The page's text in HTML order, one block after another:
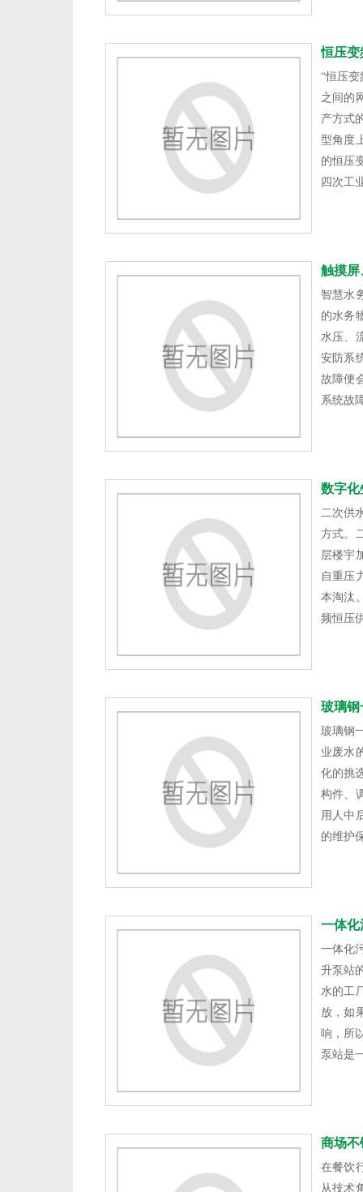
恒压变
“恒压
之间的
产方式
型角度
的恒压
四次工
触摸屏
智慧水
的水务
水压、
安防系
故障便
系统故
数字化
二次供
方式。
层楼宇
自重压
本淘汰
频恒压
玻璃钢
玻璃钢
业废水
化的挑
构件、
用人中
的维护
一体化
一体化
升泵站
水的工
放，如
响，所
泵站是
商场不
在餐饮
从技术